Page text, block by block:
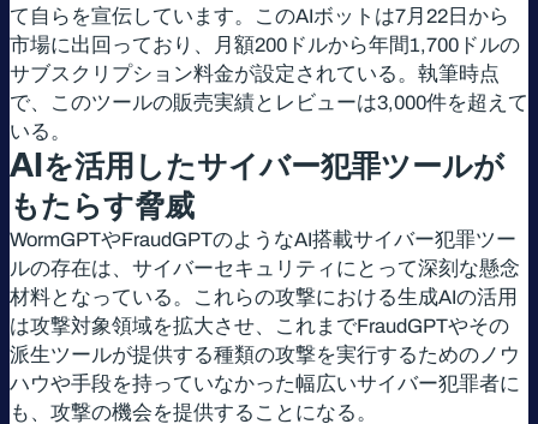
て自らを宣伝しています。このAIボットは7月22日から
市場に出回っており、月額200ドルから年間1,700ドルの
サブスクリプション料金が設定されている。執筆時点
で、このツールの販売実績とレビューは3,000件を超えて
いる。
AI を活用したサイバー犯罪ツールが
もたらす脅威
WormGPTやFraudGPTのようなAI搭載サイバー犯罪ツー
ルの存在は、サイバーセキュリティにとって深刻な懸念
材料となっている。これらの攻撃における生成AIの活用
は攻撃対象領域を拡大させ、これまでFraudGPTやその
派生ツールが提供する種類の攻撃を実行するためのノウ
ハウや手段を持っていなかった幅広いサイバー犯罪者に
も、攻撃の機会を提供することになる。